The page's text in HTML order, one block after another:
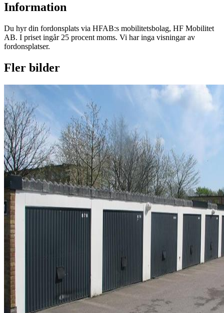
Information
Du hyr din fordonsplats via HFAB:s mobilitetsbolag, HF Mobilitet
AB. I priset ingår 25 procent moms. Vi har inga visningar av
fordonsplatser.
Fler bilder